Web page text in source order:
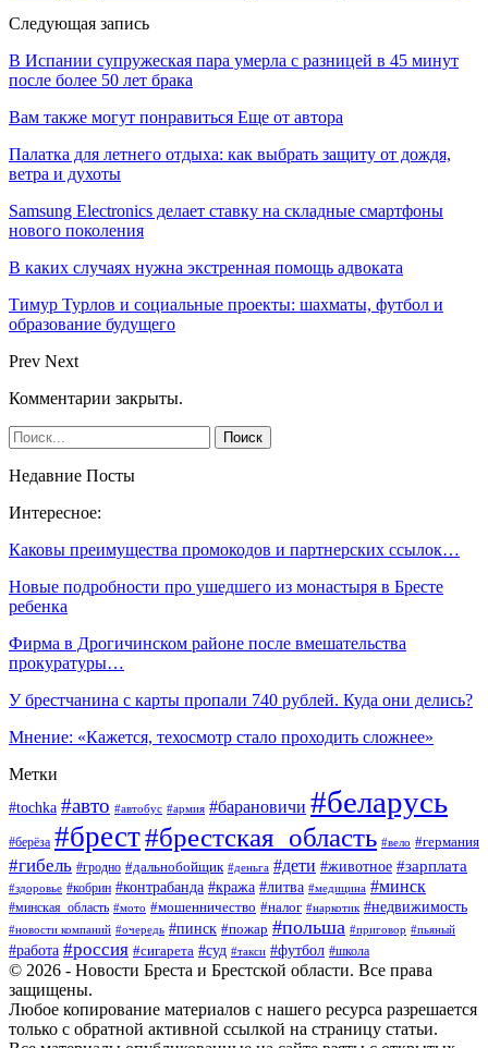
Следующая запись
В Испании супружеская пара умерла с разницей в 45 минут
после более 50 лет брака
Вам также могут понравиться Еще от автора
Палатка для летнего отдыха: как выбрать защиту от дождя,
ветра и духоты
Samsung Electronics делает ставку на складные смартфоны
нового поколения
В каких случаях нужна экстренная помощь адвоката
Тимур Турлов и социальные проекты: шахматы, футбол и
образование будущего
Prev Next
Комментарии закрыты.
Недавние Посты
Интересное:
Каковы преимущества промокодов и партнерских ссылок…
Новые подробности про ушедшего из монастыря в Бресте
ребенка
Фирма в Дрогичинском районе после вмешательства
прокуратуры…
У брестчанина с карты пропали 740 рублей. Куда они делись?
Мнение: «Кажется, техосмотр стало проходить сложнее»
Метки
#tochka #авто #автобус #армия #барановичи #беларусь
#берёза #брест#брестская_область #вело #германия
#гибель #гродно #дальнобойщик #деньга #дети #животное #зарплата
#здоровье #кобрин #контрабанда #кража #литва #медицина #минск
#минская_область #мото #мошенничество #налог #наркотик #недвижимость
#новости компаний #очередь #пинск #пожар #польша #приговор #пьяный
#работа #россия #сигарета #суд #такси #футбол #школа
© 2026 - Новости Бреста и Брестской области. Все права
защищены.
Любое копирование материалов с нашего ресурса разрешается
только с обратной активной ссылкой на страницу статьи.